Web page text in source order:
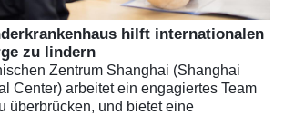
hilft internationalen
zu lindern
Zentrum Shanghai (Shanghai
Center) arbeitet ein engagiertes Team
überbrücken, und bietet eine